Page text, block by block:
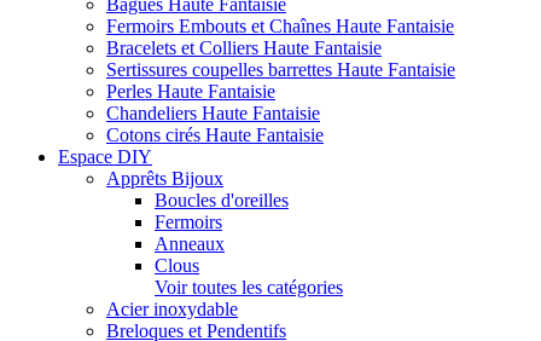
Bagues Haute Fantaisie
Fermoirs Embouts et Chaînes Haute Fantaisie
Bracelets et Colliers Haute Fantaisie
Sertissures coupelles barrettes Haute Fantaisie
Perles Haute Fantaisie
Chandeliers Haute Fantaisie
Cotons cirés Haute Fantaisie
Espace DIY
Apprêts Bijoux
Boucles d'oreilles
Fermoirs
Anneaux
Clous
Voir toutes les catégories
Acier inoxydable
Breloques et Pendentifs